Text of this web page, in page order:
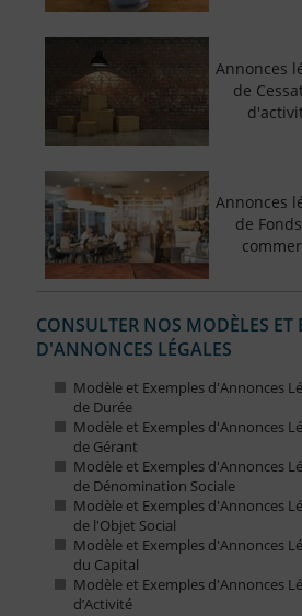
Annonces
de
Annonces
de
CONSULTER NOS MODÈLES ET
D'ANNONCES LÉGALES
Modèle et Exemples d'Annonces
de Durée
Modèle et Exemples d'Annonces
de Gérant
Modèle et Exemples d'Annonces
de Dénomination Sociale
Modèle et Exemples d'Annonces
de l'Objet Social
Modèle et Exemples d'Annonces
du Capital
Modèle et Exemples d'Annonces
d’Activité